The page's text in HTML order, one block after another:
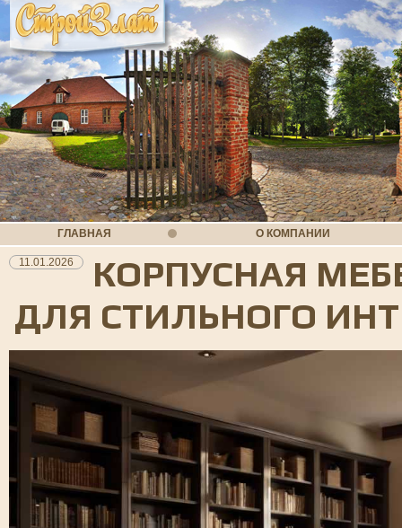
ГЛАВНАЯ О КОМПАНИИ
11.01.2026
КОРПУСНАЯ
ДЛЯ СТИЛЬНОГО